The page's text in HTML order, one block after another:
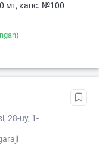
мг, капс. №100
28-uy, 1-